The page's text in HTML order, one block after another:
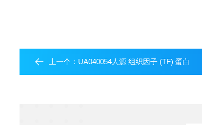
上一个： UA040054人源 组织因子 (TF) 蛋白